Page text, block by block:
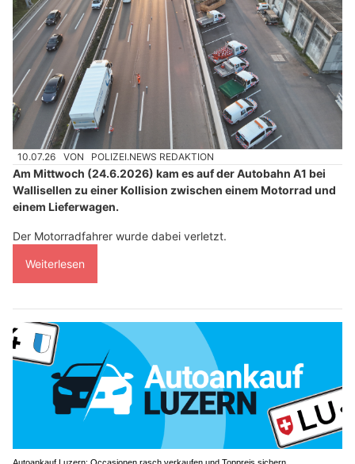
10.07.26 VON POLIZEI.NEWS REDAKTION
Am Mittwoch (24.6.2026) kam es auf der Autobahn A1 bei
Wallisellen zu einer Kollision zwischen einem Motorrad und
einem Lieferwagen.
Der Motorradfahrer wurde dabei verletzt.
Weiterlesen